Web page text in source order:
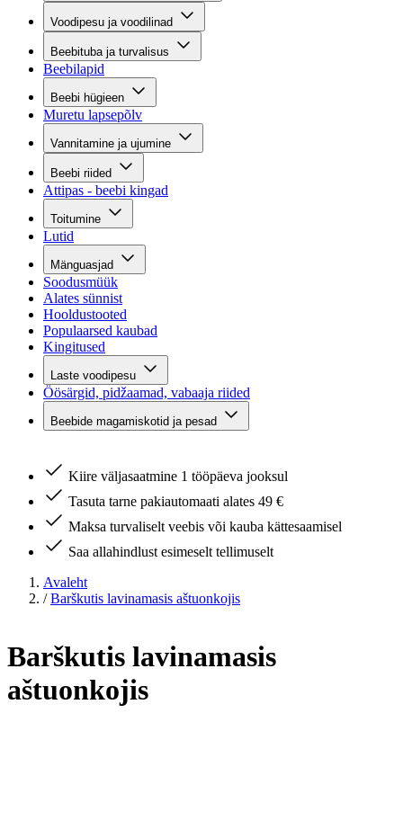
Voodipesu ja voodilinad
Beebituba ja turvalisus
Beebilapid
Beebi hügieen
Muretu lapsepõlv
Vannitamine ja ujumine
Beebi riided
Attipas - beebi kingad
Toitumine
Lutid
Mänguasjad
Soodusmüük
Alates sünnist
Hooldustooted
Populaarsed kaubad
Kingitused
Laste voodipesu
Öösärgid, pidžaamad, vabaaja riided
Beebide magamiskotid ja pesad
Kiire väljasaatmine 1 tööpäeva jooksul
Tasuta tarne pakiautomaati alates 49 €
Maksa turvaliselt veebis või kauba kättesaamisel
Saa allahindlust esimeselt tellimuselt
Avaleht
/ Barškutis lavinamasis aštuonkojis
Barškutis lavinamasis
aštuonkojis